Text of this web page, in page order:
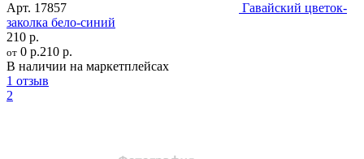
Арт. 17857
Гавайский цветок-
заколка бело-синий
210 р.
от 0 р.210 р.
В наличии на маркетплейсах
1 отзыв
2